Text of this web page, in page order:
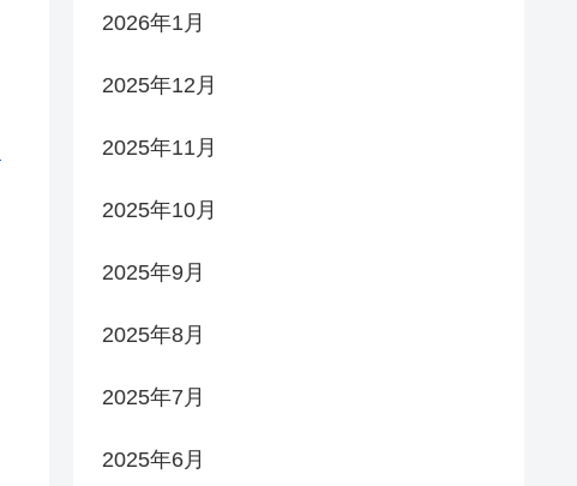
2026年1月
2025年12月
2025年11月
2025年10月
2025年9月
2025年8月
2025年7月
2025年6月